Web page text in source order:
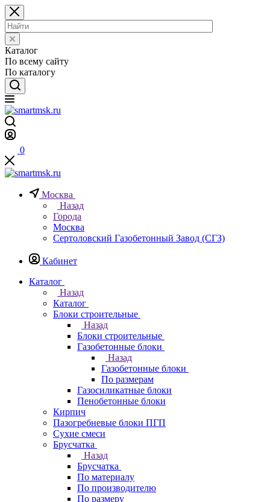
Каталог
По всему сайту
По каталогу
0
Москва
Назад
Города
Москва
Сертоловский Газобетонный Завод (СГЗ)
Кабинет
Каталог
Назад
Каталог
Блоки строительные
Назад
Блоки строительные
Газобетонные блоки
Назад
Газобетонные блоки
По размерам
Газосиликатные блоки
Пенобетонные блоки
Кирпич
Пазогребневые блоки ПГП
Сухие смеси
Брусчатка
Назад
Брусчатка
По материалу
По производителю
По размеру